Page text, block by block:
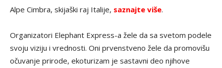
Alpe Cimbra, skijaški raj Italije, saznajte više.
Organizatori Elephant Express-a žele da sa svetom podele
svoju viziju i vrednosti. Oni prvenstveno žele da promovišu
očuvanje prirode, ekoturizam je sastavni deo njihove